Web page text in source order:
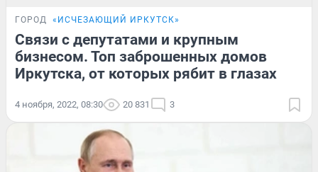
ГОРОД «ИСЧЕЗАЮЩИЙ ИРКУТСК»
Связи с депутатами и крупным
бизнесом. Топ заброшенных домов
Иркутска, от которых рябит в глазах
4 ноября, 2022, 08:30 20 831 3